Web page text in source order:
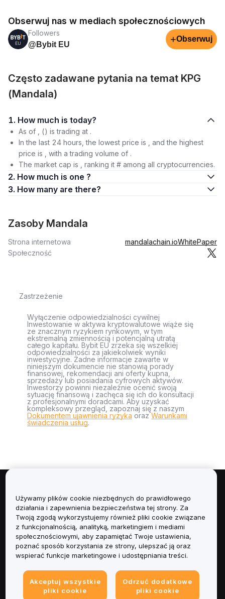
Obserwuj nas w mediach społecznościowych
Followers
@Bybit EU
+Obserwuj
Często zadawane pytania na temat KPG
(Mandala)
1. How much is today?
As of , () is trading at .
In the last 24 hours, the lowest price is , and the highest
price is , with a trading volume of .
The market cap is , ranking it # among all cryptocurrencies.
2. How much is one ?
3. How many are there?
Zasoby Mandala
Strona internetowa mandalachain.ioWhitePaper
Społeczność
Zastrzeżenie
Wyłączenie odpowiedzialności cywilnej
Inwestowanie w aktywa kryptowalutowe wiąże się
ze znacznym ryzykiem rynkowym, w tym
ekstremalną zmiennością i potencjalną utratą
całego kapitału. Bybit EU zrzeka się wszelkiej
odpowiedzialności za jakiekolwiek wyniki
inwestycyjne. Żadne informacje zawarte w
niniejszym dokumencie nie stanowią porady
finansowej, rekomendacji ani oferty kupna,
sprzedaży lub posiadania cyfrowych aktywów.
Inwestorzy powinni niezależnie ocenić swoją
sytuację finansową i zachęca się ich do konsultacji
z profesjonalnymi doradcami. Aby uzyskać
kompleksowy przegląd, zapoznaj się z naszym
Dokumentem ujawnienia ryzyka orazWarunkami
świadczenia usług.
Informacje
Usługi
Obsługa Klienta
Informacje prawne
Używamy plików cookie niezbędnych do prawidłowego
działania i zapewnienia bezpieczeństwa tej strony. Za
Twoją zgodą wykorzystujemy również pliki cookie związane
z funkcjonalnością, analityką, marketingiem i mediami
społecznościowymi, aby zapamiętać Twoje ustawienia,
poznać sposób korzystania ze strony, ulepszać ją oraz
wspierać funkcje marketingowe i udostępniania treści.
Akceptuj wszystkie
pliki cookie
Odrzuć dodatkowe
pliki cookie